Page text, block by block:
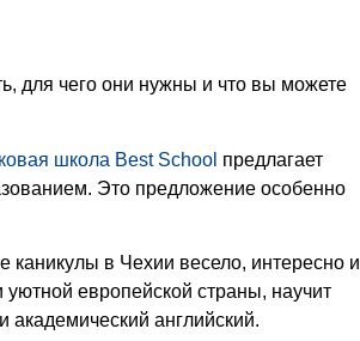
для чего они нужны и что вы можете
школа Best School предлагает
Это предложение особенно
в Чехии весело, интересно и
европейской страны, научит
английский.